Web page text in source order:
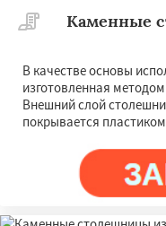
Каменные
В качестве основы
изготовленная
Внешний слой
покрывается